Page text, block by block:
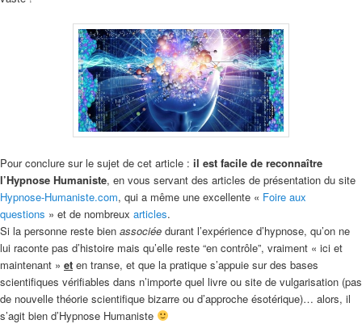
Pour conclure sur le sujet de cet article : il est facile de reconnaître
l’Hypnose Humaniste, en vous servant des articles de présentation du site
Hypnose-Humaniste.com, qui a même une excellente « Foire aux
questions » et de nombreux articles.
Si la personne reste bien associée durant l’expérience d’hypnose, qu’on ne
lui raconte pas d’histoire mais qu’elle reste “en contrôle”, vraiment « ici et
maintenant » et en transe, et que la pratique s’appuie sur des bases
scientifiques vérifiables dans n’importe quel livre ou site de vulgarisation (pas
de nouvelle théorie scientifique bizarre ou d’approche ésotérique)… alors, il
s’agit bien d’Hypnose Humaniste